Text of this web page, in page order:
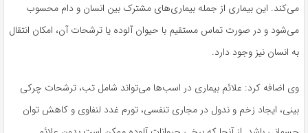
می‌کند. این بیماری از جمله بیماری‌های مشترک بین انسان و دام محسوب
می‌شود و در صورت تماس مستقیم با حیوان آلوده یا ترشحات آن، امکان انتقال
به انسان نیز وجود دارد.
وی اضافه کرد: علائم بیماری در اسب‌ها می‌تواند شامل تب، ترشحات چرکی
بینی، ایجاد زخم و ندول در مجاری تنفسی، تورم غدد لنفاوی و کاهش توان